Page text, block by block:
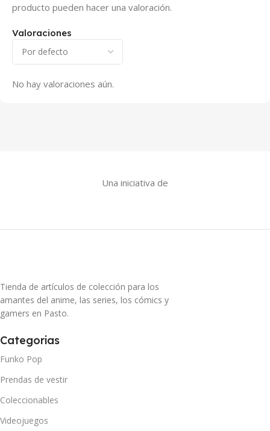
Valoraciones
No hay valoraciones aún.
producto pueden hacer una valoración.
Una iniciativa de
Tienda de artículos de colección para los
amantes del anime, las series, los cómics y
gamers en Pasto.
Categorias
Funko Pop
Prendas de vestir
Coleccionables
Videojuegos